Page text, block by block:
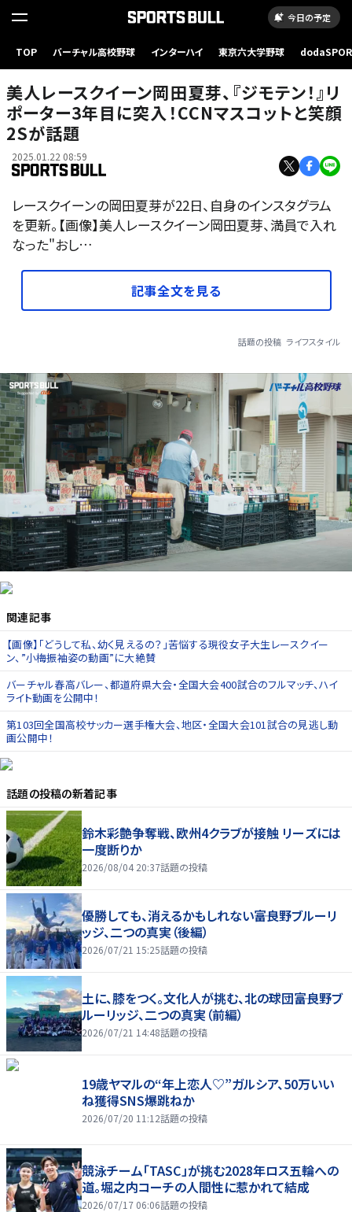
今日の予定
TOP バーチャル高校野球 インターハイ 東京六大学野球
美人レースクイーン岡田夏芽、『ジモテン！』リ
ポーター3年目に突入！CCNマスコットと笑顔
2Sが話題
2025.01.22 08:59
レースクイーンの岡田夏芽が22日、自身のインスタグラム
を更新。【画像】美人レースクイーン岡田夏芽、満員で入れ
なった"おし…
記事全文を見る
話題の投稿 ライフスタイル
関連記事
【画像】「どうして私、幼く見えるの？」苦悩する現役女子大生レースクイー
ン、”小梅振袖姿の動画”に大絶賛
バーチャル春高バレー、都道府県大会・全国大会400試合のフルマッチ、ハイ
ライト動画を公開中！
第103回全国高校サッカー選手権大会、地区・全国大会101試合の見逃し動
画公開中！
話題の投稿の新着記事
鈴木彩艶争奪戦、欧州4クラブが接触 リーズには
一度断りか
2026/08/04 20:37話題の投稿
優勝しても、消えるかもしれない――富良野ブルーリ
ッジ、二つの真実（後編）
2026/07/21 15:25話題の投稿
土に、膝をつく。文化人が挑む、北の球団――富良野ブ
ルーリッジ、二つの真実（前編）
2026/07/21 14:48話題の投稿
19歳ヤマルの“年上恋人♡”ガルシア、50万いい
ね獲得SNS爆跳ねか
2026/07/20 11:12話題の投稿
競泳チーム「TASC」が挑む2028年ロス五輪への
道。堀之内コーチの人間性に惹かれて結成
2026/07/17 06:06話題の投稿